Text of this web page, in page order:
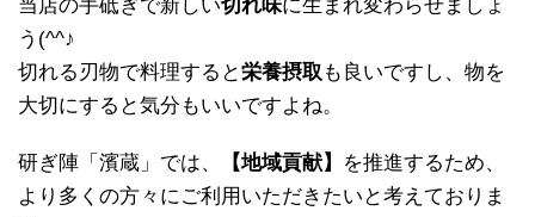
当店の手砥ぎで新しい切れ味に生まれ変わらせましょ
う(^^♪
切れる刃物で料理すると栄養摂取 も良いですし、物を
大切にすると気分もいいですよね。
研ぎ陣「濱蔵」では、 【地域貢献】
を推進するため、
より多くの方々にご利用いただきたいと考えておりま